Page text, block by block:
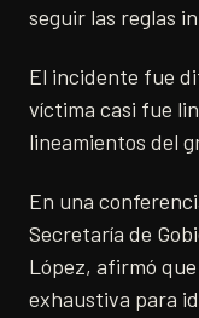
seguir las reglas
El incidente fue
víctima casi fue
lineamientos del
En una
Secretaría de
López, afirmó
exhaustiva para